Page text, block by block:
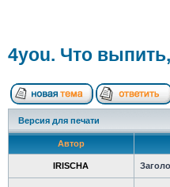
4you. Что
Версия для печати
Автор
IRISCHA